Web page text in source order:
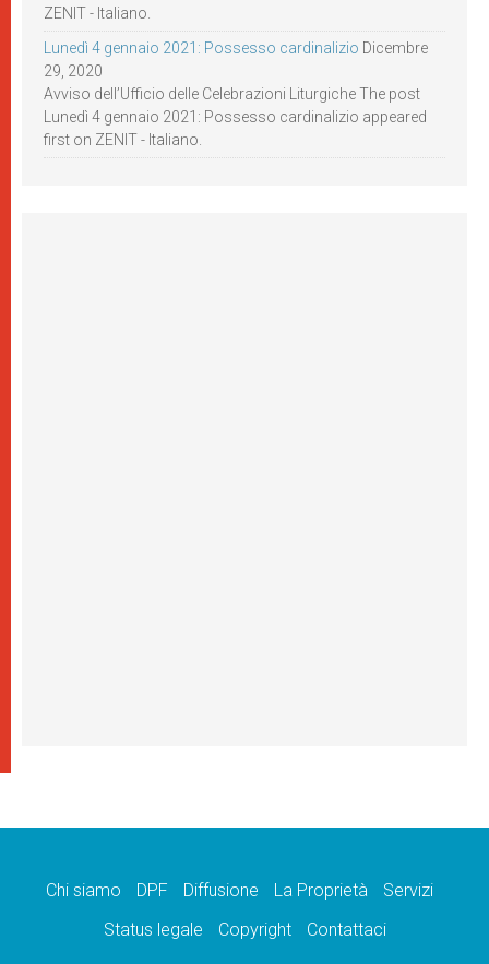
ZENIT - Italiano.
Lunedì 4 gennaio 2021: Possesso cardinalizio Dicembre
29, 2020
Avviso dell’Ufficio delle Celebrazioni Liturgiche The post
Lunedì 4 gennaio 2021: Possesso cardinalizio appeared
first on ZENIT - Italiano.
Chi siamo DPF Diffusione La Proprietà
Servizi
Status legale
Copyright Contattaci